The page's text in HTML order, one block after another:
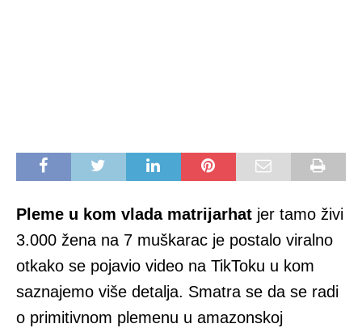
Pleme u kom vlada matrijarhat jer tamo živi
3.000 žena na 7 muškarac je postalo viralno
otkako se pojavio video na TikToku u kom
saznajemo više detalja. Smatra se da se radi
o primitivnom plemenu u amazonskoj